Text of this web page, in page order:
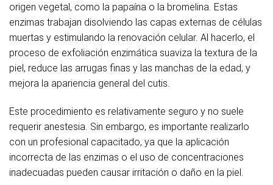
origen vegetal, como la papaína o la bromelina. Estas
enzimas trabajan disolviendo las capas externas de células
muertas y estimulando la renovación celular. Al hacerlo, el
proceso de exfoliación enzimática suaviza la textura de la
piel, reduce las arrugas finas y las manchas de la edad, y
mejora la apariencia general del cutis.
Este procedimiento es relativamente seguro y no suele
requerir anestesia. Sin embargo, es importante realizarlo
con un profesional capacitado, ya que la aplicación
incorrecta de las enzimas o el uso de concentraciones
inadecuadas pueden causar irritación o daño en la piel.